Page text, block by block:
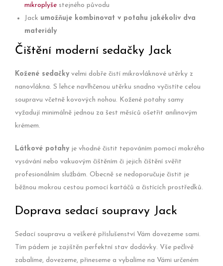
mikroplyše stejného původu
Jack umožňuje kombinovat v potahu jakékoliv dva
materiály
Čištění moderní sedačky Jack
Kožené sedačky velmi dobře čistí mikrovláknové utěrky z
nanovlákna. S lehce navlhčenou utěrku snadno vyčistíte celou
soupravu včetně kovových nohou. Kožené potahy samy
vyžadují minimálně jednou za šest měsíců ošetřit anilinovým
krémem.
Látkové potahy je vhodné čistit tepováním pomocí mokrého
vysávání nebo vakuovým čištěním či jejich čištění svěřit
profesionálním službám. Obecně se nedoporučuje čistit je
běžnou mokrou cestou pomocí kartáčů a čistících prostředků.
Doprava sedací soupravy Jack
Sedací soupravu a veškeré příslušenství Vám dovezeme sami.
Tím pádem je zajištěn perfektní stav dodávky. Vše pečlivě
zabalíme, dovezeme, přineseme a vybalíme na Vámi určeném